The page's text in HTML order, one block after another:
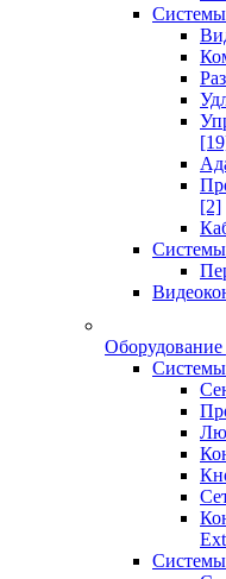
[2]
Системы
Системы